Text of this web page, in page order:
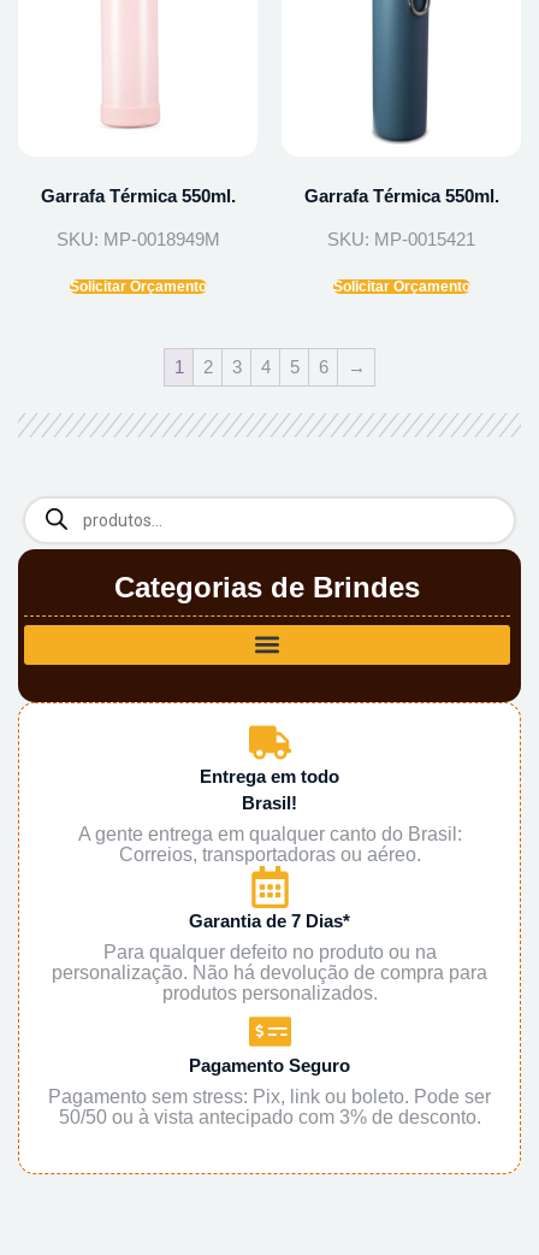
Categorias de Brindes
Entrega em todo
Brasil!
A gente entrega em qualquer canto do Brasil:
Correios, transportadoras ou aéreo.
Garantia de 7 Dias*
Para qualquer defeito no produto ou na
personalização. Não há devolução de compra para
produtos personalizados.
Pagamento Seguro
Pagamento sem stress: Pix, link ou boleto. Pode ser
50/50 ou à vista antecipado com 3% de desconto.
Garrafa Térmica 550ml.
SKU: MP-0018949M
Solicitar Orçamento
Garrafa Térmica 550ml.
SKU: MP-0015421
Solicitar Orçamento
1 2 3 4 5 6 →